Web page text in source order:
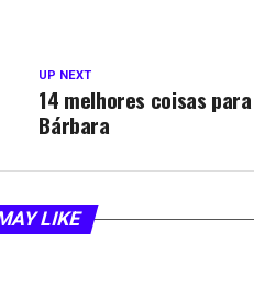
UP NEXT
14 melhores coisas
Bárbara
LIKE